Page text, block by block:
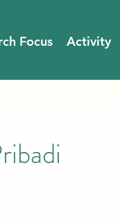
Focus Activity